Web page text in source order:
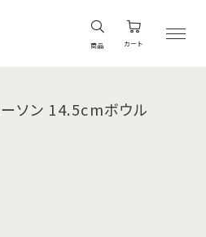
商品 カート
ソン 14.5cmボウル